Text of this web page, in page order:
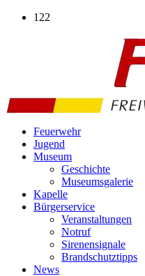
Zum
122
Feuerwehr
Jugend
Museum
Geschichte
Museumsgalerie
Kapelle
Bürgerservice
Veranstaltungen
Notruf
Sirenensignale
Brandschutztipps
News